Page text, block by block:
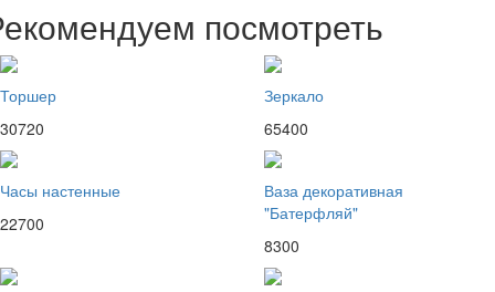
посмотреть
Торшер
30720
Зеркало
65400
Часы настенные
22700
Ваза декоративная
"Батерфляй"
8300